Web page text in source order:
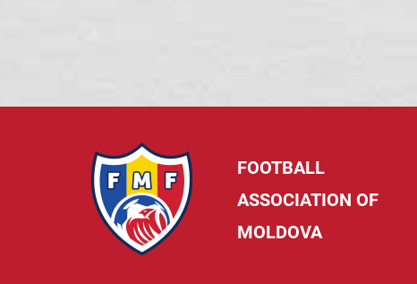
FOOTBALL
ASSOCIATION OF
MOLDOVA